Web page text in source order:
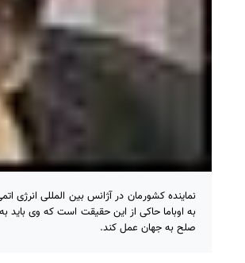
نماینده کشورمان در آژانس بین المللی
به اوباما حاکی از این حقیقت است که وی باید
صلح به جهان عمل کند.
روزنامه‌های اقتصادی یکشنبه ۱۸ مرداد ۱۴۰۵